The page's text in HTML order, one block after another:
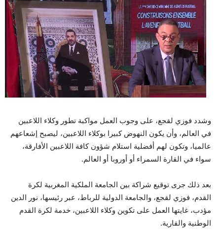
وشدد فوزي لقجع، على وجوب العمل مواكبة تطور وكلاء اللاعبين
في العالم، وأن يكون النهوض كبيرا بوكلاء اللاعبين، ليصبح إشعاعهم
عالميا، وتكون لهم أفضلية استلام شؤون كافة اللاعبين الأفارقة،
سواء في القارة السمراء أو أوروبا أو العالم.
بعد ذلك جرى توقيع شراكة بين الجامعة الملكية المغربية لكرة
القدم، فوزي لقجع، والجامعة الدولية للرباط، عبر رئيسها، نور الدين
مؤدب، غايتها العمل على تكوين وكلاء اللاعبين، خدمة لكرة القدم
الوطنية والقارية.